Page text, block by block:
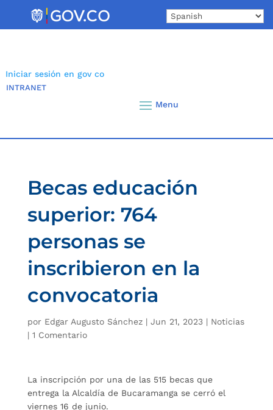
Iniciar sesión en gov co
INTRANET
Becas educación
superior: 764
personas se
inscribieron en la
convocatoria
por Edgar Augusto Sánchez| Jun 21, 2023| Noticias
| 1 Comentario
La inscripción por una de las 515 becas que
entrega la Alcaldía de Bucaramanga se cerró el
viernes 16 de junio.